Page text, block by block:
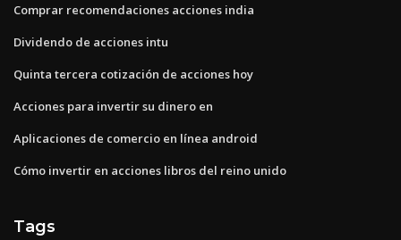
Comprar recomendaciones acciones india
Dividendo de acciones intu
Quinta tercera cotización de acciones hoy
Acciones para invertir su dinero en
Aplicaciones de comercio en línea android
Cómo invertir en acciones libros del reino unido
Tags